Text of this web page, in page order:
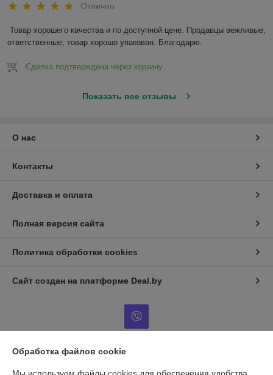
Отлично
Товар хорошего качества и по доступной цене. Продавцы вежливые,
ответственные, товар хорошо упакован. Благодарю.
Сделка подтверждена через корзину
Показать все отзывы
О нас
Контакты
Доставка и оплата
Полная версия сайта
Политика обработки cookies
Сайт создан на платформе Deal.by
Обработка файлов cookie